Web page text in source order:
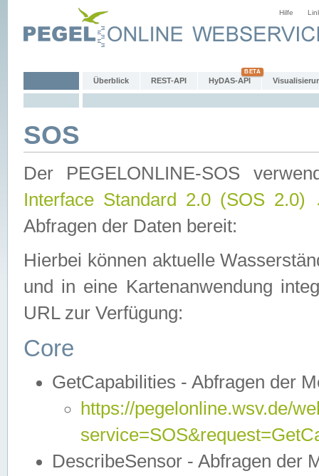
Hilfe
Überblick REST-API HyDAS-API
SOS
Der PEGELONLINE-SOS
Interface Standard 2.0 (SOS 2.0)
Abfragen der Daten bereit:
Hierbei können aktuelle
und in eine Kartenanwendung
URL zur Verfügung:
Core
GetCapabilities - Abfragen der
https://pegelonline.wsv.de/
DescribeSensor - Abfragen der